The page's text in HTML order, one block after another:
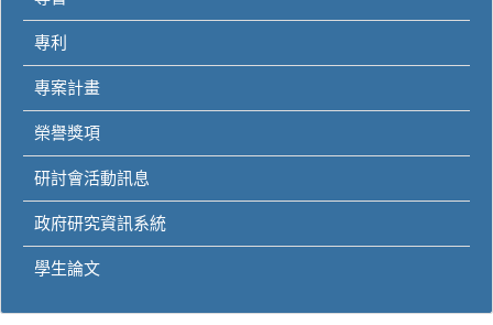
專利
專案計畫
榮譽獎項
研討會活動訊息
政府研究資訊系統
學生論文